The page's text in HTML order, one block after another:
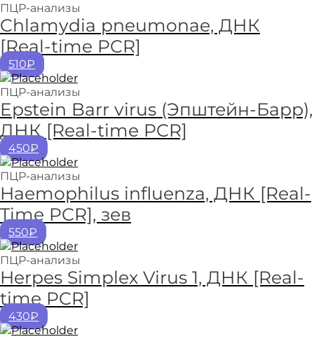
ПЦР-анализы
Chlamydia pneumonae, ДНК
[Real-time PCR]
510₽
ПЦР-анализы
Epstein Barr virus (Эпштейн-Барр),
ДНК [Real-time PCR]
450₽
ПЦР-анализы
Haemophilus influenza, ДНК [Real-
Time PCR], зев
550₽
ПЦР-анализы
Herpes Simplex Virus 1, ДНК [Real-
time PCR]
430₽